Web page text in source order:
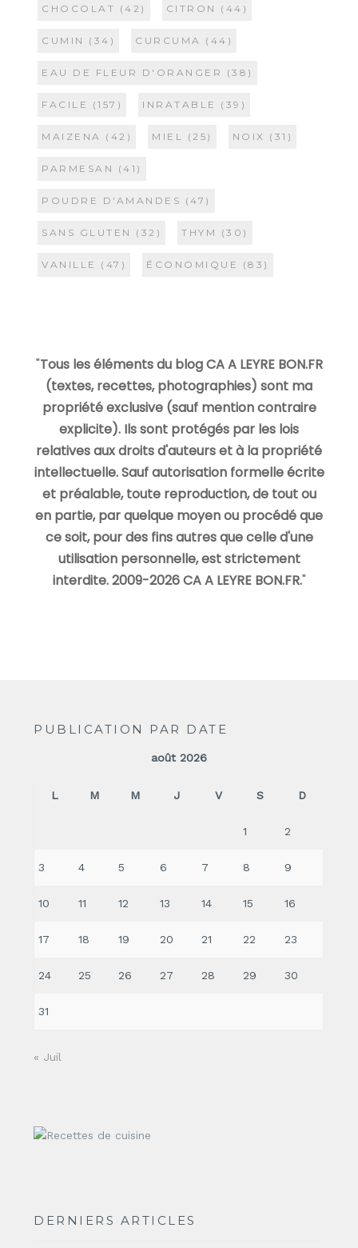
CHOCOLAT (42) CITRON (44)
CUMIN (34) CURCUMA (44)
EAU DE FLEUR D'ORANGER (38)
FACILE (157) INRATABLE (39)
MAIZENA (42) MIEL (25) NOIX (31)
PARMESAN (41)
POUDRE D'AMANDES (47)
SANS GLUTEN (32) THYM (30)
VANILLE (47) ÉCONOMIQUE (83)
"Tous les éléments du blog CA A LEYRE BON.FR
(textes, recettes, photographies) sont ma
propriété exclusive (sauf mention contraire
explicite). Ils sont protégés par les lois
relatives aux droits d'auteurs et à la propriété
intellectuelle. Sauf autorisation formelle écrite
et préalable, toute reproduction, de tout ou
en partie, par quelque moyen ou procédé que
ce soit, pour des fins autres que celle d'une
utilisation personnelle, est strictement
interdite. 2009-2026 CA A LEYRE BON.FR."
PUBLICATION PAR DATE
août 2026
L M M J V S D
1 2
3 4 5 6 7 8 9
10 11 12 13 14 15 16
17 18 19 20 21 22 23
24 25 26 27 28 29 30
31
« Juil
DERNIERS ARTICLES